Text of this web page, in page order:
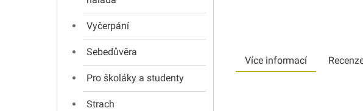
Vyčerpání
Sebedůvěra
Pro školáky a studenty
Strach
Více informací